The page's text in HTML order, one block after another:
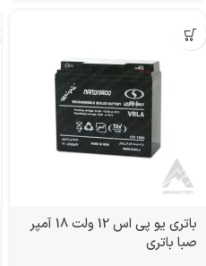
باتری یو پی اس 12 ولت 18 آمپر
صبا باتری